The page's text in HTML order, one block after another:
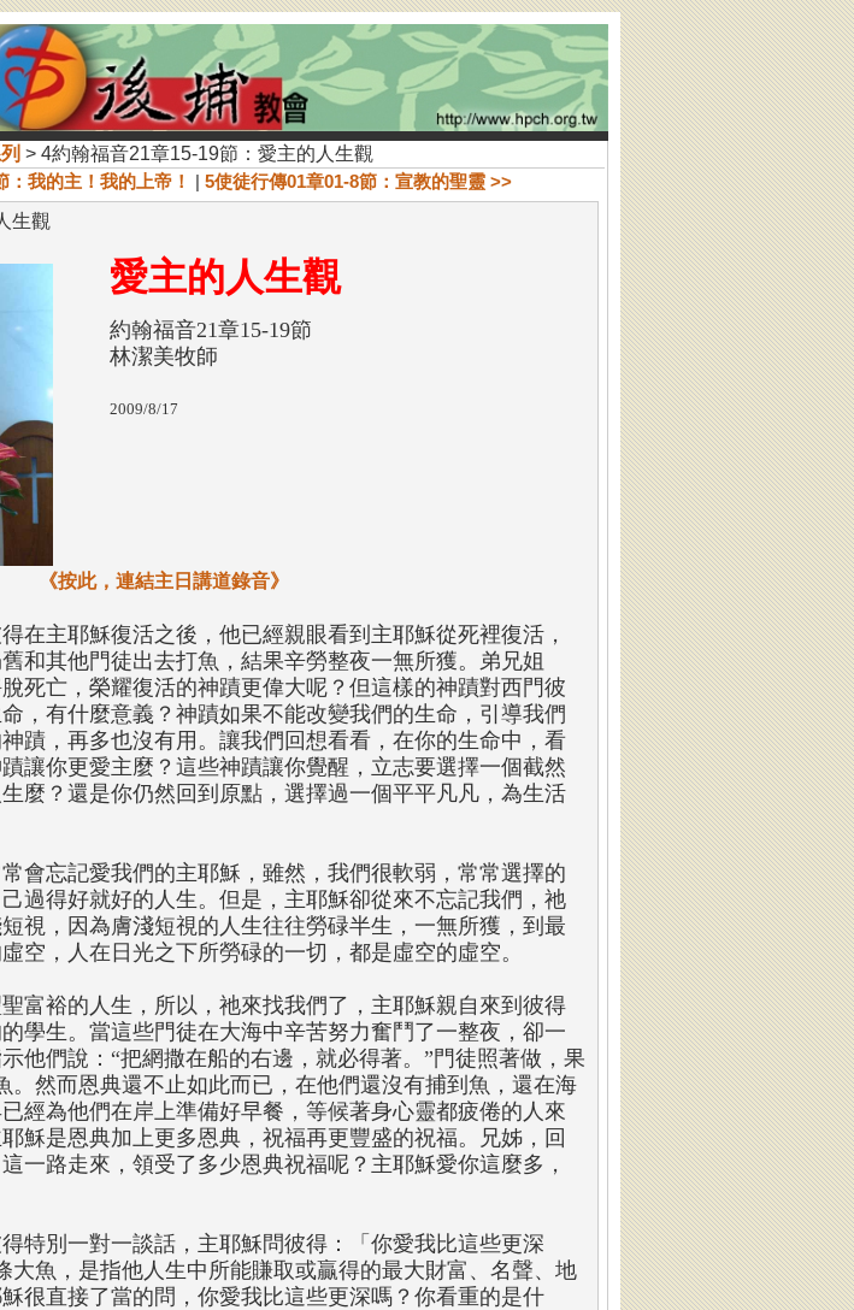
> 4約翰福音21章15-19節：愛主的人生觀
我的主！我的上帝！
| 5使徒行傳01章01-8節：宣教的聖靈 >>
生觀
愛主的人生觀
約翰福音21章15-19節
林潔美牧師
2009/8/17
《按此，連結主日講道錄音》
在主耶穌復活之後，他已經親眼看到主耶穌從死裡復活，
和其他門徒出去打魚，結果辛勞整夜一無所獲。弟兄姐
死亡，榮耀復活的神蹟更偉大呢？但這樣的神蹟對西門彼
，有什麼意義？神蹟如果不能改變我們的生命，引導我們
蹟，再多也沒有用。讓我們回想看看，在你的生命中，看
讓你更愛主麼？這些神蹟讓你覺醒，立志要選擇一個截然
麼？還是你仍然回到原點，選擇過一個平平凡凡，為生活
會忘記愛我們的主耶穌，雖然，我們很軟弱，常常選擇的
過得好就好的人生。但是，主耶穌卻從來不忘記我們，祂
視，因為膚淺短視的人生往往勞碌半生，一無所獲，到最
空，人在日光之下所勞碌的一切，都是虛空的虛空。
富裕的人生，所以，祂來找我們了，主耶穌親自來到彼得
學生。當這些門徒在大海中辛苦努力奮鬥了一整夜，卻一
他們說：“把網撒在船的右邊，就必得著。”門徒照著做，果
。然而恩典還不止如此而已，在他們還沒有捕到魚，還在海
經為他們在岸上準備好早餐，等候著身心靈都疲倦的人來
穌是恩典加上更多恩典，祝福再更豐盛的祝福。兄姊，回
一路走來，領受了多少恩典祝福呢？主耶穌愛你這麼多，
特別一對一談話，主耶穌問彼得：「你愛我比這些更深
大魚，是指他人生中所能賺取或贏得的最大財富、名聲、地
很直接了當的問，你愛我比這些更深嗎？你看重的是什